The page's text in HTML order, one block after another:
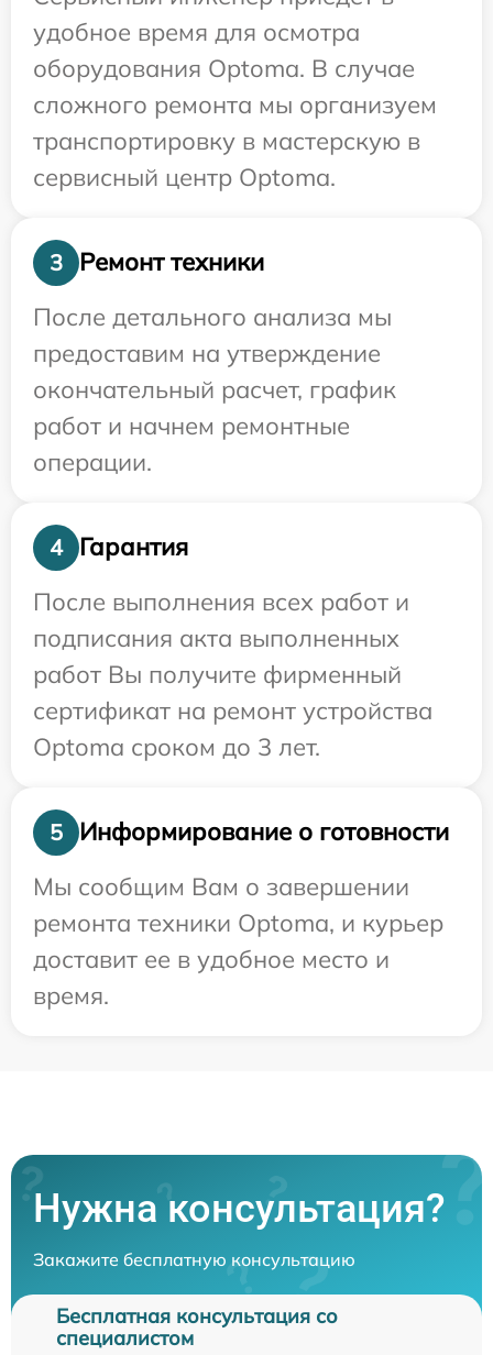
удобное время для осмотра
оборудования Optoma. В случае
сложного ремонта мы организуем
транспортировку в мастерскую в
сервисный центр Optoma.
3
Ремонт техники
После детального анализа мы
предоставим на утверждение
окончательный расчет, график
работ и начнем ремонтные
операции.
4
Гарантия
После выполнения всех работ и
подписания акта выполненных
работ Вы получите фирменный
сертификат на ремонт устройства
Optoma сроком до 3 лет.
5
Информирование о готовности
Мы сообщим Вам о завершении
ремонта техники Optoma, и курьер
доставит ее в удобное место и
время.
Нужна консультация?
Закажите бесплатную консультацию
Бесплатная консультация со
специалистом